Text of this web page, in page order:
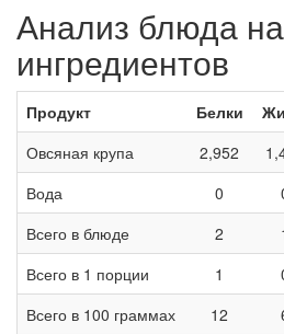
Анализ блюда
ингредиентов
Продукт Белки
Овсяная крупа
2,952
Вода
0
Всего в блюде
2
Всего в 1 порции
1
Всего в 100 граммах
12